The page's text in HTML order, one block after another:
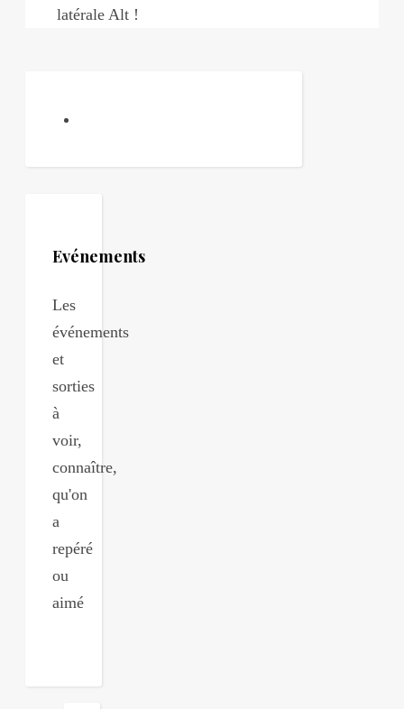
latérale Alt !
Evénements
Les
événements
et
sorties
à
voir,
connaître,
qu'on
a
repéré
ou
aimé